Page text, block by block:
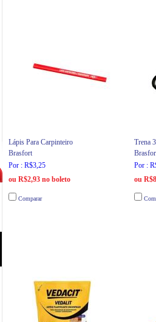
Lápis Para Carpinteiro
Brasfort
Por : R$3,25
ou R$2,93 no boleto
Comparar
Trena
Por :
ou